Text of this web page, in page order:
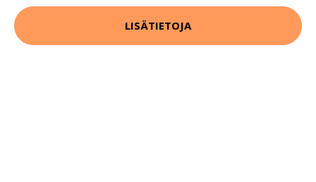
LISÄTIETOJA